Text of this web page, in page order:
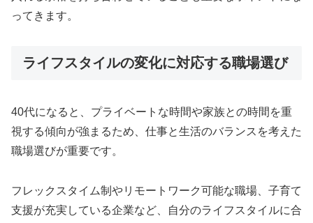
ってきます。
ライフスタイルの変化に対応する職場選び
40代になると、プライベートな時間や家族との時間を重
視する傾向が強まるため、仕事と生活のバランスを考えた
職場選びが重要です。
フレックスタイム制やリモートワーク可能な職場、子育て
支援が充実している企業など、自分のライフスタイルに合